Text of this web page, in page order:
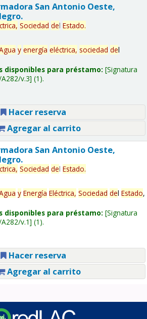
San Antonio Oeste,
Sociedad del Estado.
y energía eléctrica, sociedad del
disponibles para préstamo: Signatura
v.3 (1).
Hacer reserva
Agregar al carrito
San Antonio Oeste,
Sociedad del Estado.
y Energía Eléctrica, Sociedad del Estado,
disponibles para préstamo: Signatura
v.1 (1).
Hacer reserva
Agregar al carrito